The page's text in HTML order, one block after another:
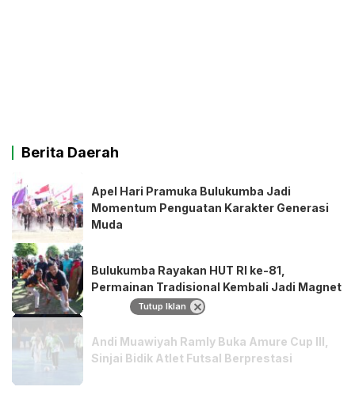
Berita Daerah
Apel Hari Pramuka Bulukumba Jadi
Momentum Penguatan Karakter Generasi
Muda
Bulukumba Rayakan HUT RI ke-81,
Permainan Tradisional Kembali Jadi Magnet
Andi Muawiyah Ramly Buka Amure Cup III,
Sinjai Bidik Atlet Futsal Berprestasi
Tutup Iklan